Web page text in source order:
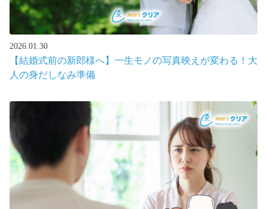
2026.01.30
【結婚式前の新郎様へ】一生モノの写真映えが変わる！大
人の身だしなみ準備